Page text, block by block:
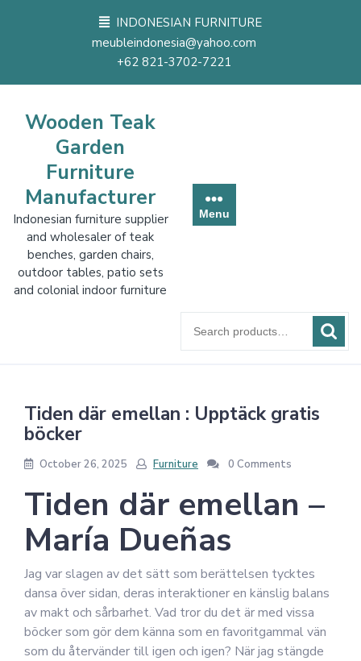
INDONESIAN FURNITURE
meubleindonesia@yahoo.com
+62 821-3702-7221
Wooden Teak
Garden
Furniture
Manufacturer
Indonesian furniture supplier
and wholesaler of teak
benches, garden chairs,
outdoor tables, patio sets
and colonial indoor furniture
Menu
for:
Tiden där emellan : Upptäck gratis
böcker
October 26, 2025 Furniture 0 Comments
Tiden där emellan –
María Dueñas
Jag var slagen av det sätt som berättelsen tycktes
dansa över sidan, deras interaktioner en känslig balans
av makt och sårbarhet. Vad tror du det är med vissa
böcker som gör dem känna som en favoritgammal vän
som du återvänder till igen och igen? När jag stängde